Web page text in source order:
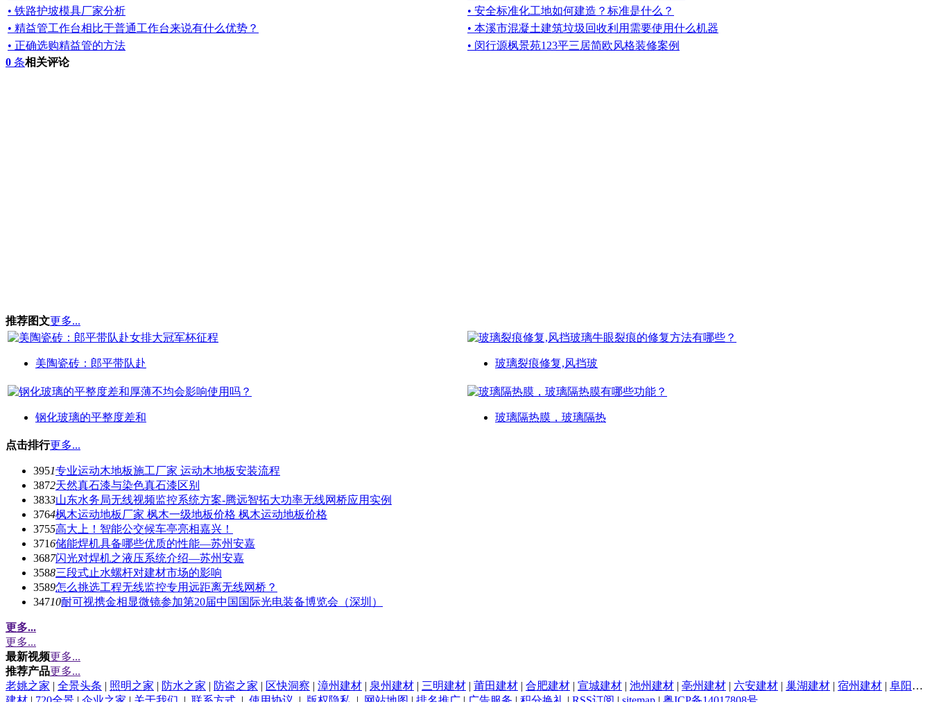
• 铁路护坡模具厂家分析
• 安全标准化工地如何建造？标准是什么？
• 精益管工作台相比于普通工作台来说有什么优势？
• 本溪市混凝土建筑垃圾回收利用需要使用什么机器
• 正确选购精益管的方法
• 闵行源枫景苑123平三居简欧风格装修案例
0 条相关评论
推荐图文更多...
美陶瓷砖：郎平带队赴 玻璃裂痕修复,风挡玻
钢化玻璃的平整度差和 玻璃隔热膜，玻璃隔热
点击排行更多...
3951专业运动木地板施工厂家 运动木地板安装流程
3872天然真石漆与染色真石漆区别
3833山东水务局无线视频监控系统方案-腾远智拓大功率无线网桥应用实例
3764枫木运动地板厂家 枫木一级地板价格 枫木运动地板价格
3755高大上！智能公交候车亭亮相嘉兴！
3716储能焊机具备哪些优质的性能—苏州安嘉
3687闪光对焊机之液压系统介绍—苏州安嘉
3588三段式止水螺杆对建材市场的影响
3589怎么挑选工程无线监控专用远距离无线网桥？
34710耐可视携金相显微镜参加第20届中国国际光电装备博览会（深圳）
更多...
更多...
最新视频更多...
推荐产品更多...
老姚之家 | 全景头条 | 照明之家 | 防水之家 | 防盗之家 | 区快洞察 | 漳州建材 | 泉州建材 | 三明建材 | 莆田建材 | 合肥建材 | 宣城建材 | 池州建材 | 亳州建材 | 六安建材 | 巢湖建材 | 宿州建材 | 阜阳建材
建材 | 720全景 | 企业之家 | 关于我们 | 联系方式 | 使用协议 | 版权隐私 | 网站地图 | 排名推广 | 广告服务 | 积分换礼 | RSS订阅 | sitemap | 粤ICP备14017808号